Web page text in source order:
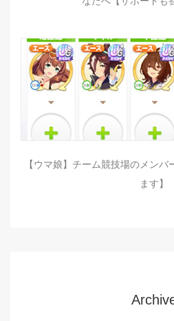
【ウマ娘】チーム競技場のメン
ます】